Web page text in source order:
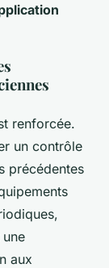
renforcée.
un contrôle
précédentes
aux